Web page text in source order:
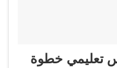
تعليمي خطوة